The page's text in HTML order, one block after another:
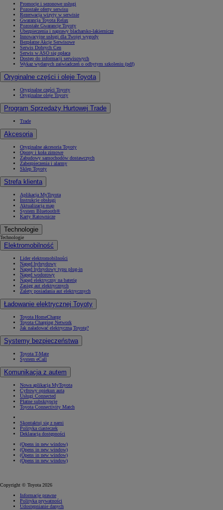
Promocje i sezonowe usługi
Pozostałe oferty serwisu
Rezerwacja wizyty w serwisie
Gwarancja Toyota Relax
Pozostałe Gwarancje Toyoty
Ubezpieczenia i naprawy blacharsko-lakiernicze
Innowacyjne usługi dla Twojej wygody
Bezpłatne Akcje Serwisowe
Serwis Dobrych Cen
Serwis w ASO się opłaca
Dostęp do informacji serwisowych
Wykaz wydanych zaświadczeń o odbytym szkoleniu (pdf)
Oryginalne części i oleje Toyota
Oryginalne części Toyoty
Oryginalne oleje Toyoty
Program Sprzedaży Hurtowej Trade
Trade
Akcesoria
Oryginalne akcesoria Toyoty
Opony i koła zimowe
Zabudowy samochodów dostawczych
Zabezpieczenia i alarmy
Sklep Toyoty
Strefa klienta
Aplikacja MyToyota
Instrukcje obsługi
Aktualizacja map
System Bluetooth®
Karty Ratownicze
Technologie
Technologie
Elektromobilność
Lider elektromobilności
Napęd hybrydowy
Napęd hybrydowy typu plug-in
Napęd wodorowy
Napęd elektryczny na baterię
Zasięg aut elektrycznych
Zalety posiadania aut elektrycznych
Ładowanie elektrycznej Toyoty
Toyota HomeCharge
Toyota Charging Network
Jak naładować elektryczną Toyotę?
Systemy bezpieczeństwa
Toyota T-Mate
System eCall
Komunikacja z autem
Nowa aplikacja MyToyota
Cyfrowy opiekun auta
Usługi Connected
Płatne subskrypcje
Toyota Connectivity Match
Skontaktuj się z nami
Polityka ciasteczek
Deklaracja dostępności
(Opens in new window)
(Opens in new window)
(Opens in new window)
(Opens in new window)
Copyright © Toyota 2026
Informacje prawne
Polityka prywatności
Udostępnianie danych